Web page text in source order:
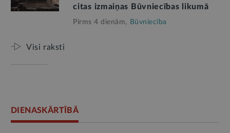
citas izmaiņas Būvniecības likumā
Pirms 4 dienām, Būvniecība
Visi raksti
DIENASKĀRTĪBĀ